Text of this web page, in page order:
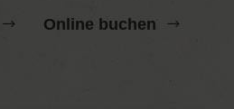
Online buchen